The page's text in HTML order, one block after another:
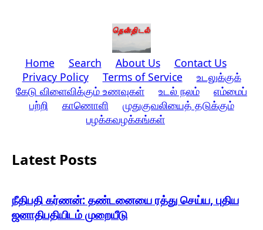
Home Search About Us
Contact Us
Privacy Policy
Terms of Service
உடலுக்குக்
கேடு விளைவிக்கும் உணவுகள்
உடல் நலம்
எம்மைப்
பற்றி
காணொளி
முதுகுவலியைத் தடுக்கும்
பழக்கவழக்கங்கள்
Latest Posts
நீதிபதி கர்ணன்: தண்டனையை ரத்து செய்ய, புதிய
ஜனாதிபதியிடம் முறையீடு